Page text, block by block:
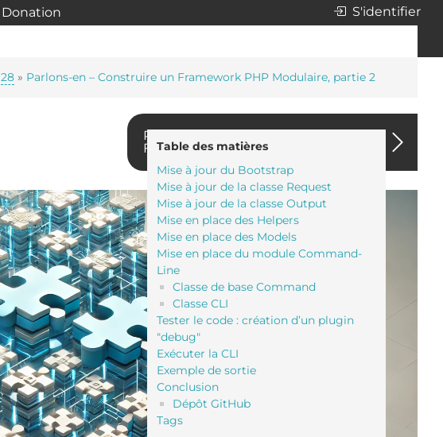
Donation S'identifier
28 » Parlons-en – Construire un Framework PHP Modulaire, partie 2
Parlons-en - Construire un
Framework PHP Modulaire, partie 3
Table des matières
Mise à jour du Bootstrap
Mise à jour de la classe Request
Mise à jour de la classe Output
Mise en place des Helpers
Mise en place des Models
Mise en place du module Command-
Line
Classe de base Command
Classe CLI
Tester le code : création d’un plugin
"debug"
Exécuter la CLI
Exemple de sortie
Conclusion
Dépôt GitHub
Tags